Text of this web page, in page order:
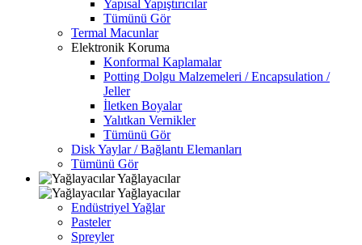
Yapısal Yapıştırıcılar
Tümünü Gör
Termal Macunlar
Elektronik Koruma
Konformal Kaplamalar
Potting Dolgu Malzemeleri / Encapsulation /
Jeller
İletken Boyalar
Yalıtkan Vernikler
Tümünü Gör
Disk Yaylar / Bağlantı Elemanları
Tümünü Gör
Yağlayacılar
Yağlayacılar
Endüstriyel Yağlar
Pasteler
Spreyler